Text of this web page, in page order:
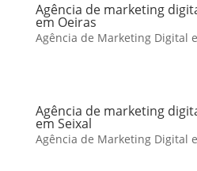
Agência de marketing
em Oeiras
Agência de Marketing Digital
Agência de marketing
em Seixal
Agência de Marketing Digital